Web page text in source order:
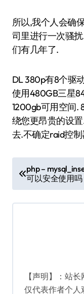
所以,我个人会确
司里进行一次骚
们有几年了.
DL 380p有8个驱
使用480GB三星
1200gb可用空间.
绕您更昂贵的设
去.不确定raid控
章
导
php –
可以安全使用吗
【声明】：站
仅代表作者个人